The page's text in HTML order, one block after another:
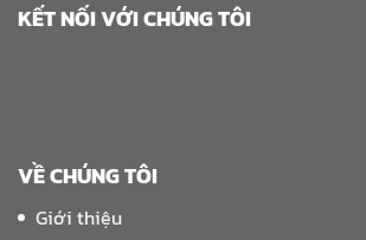
KẾT NỐI VỚI CHÚNG TÔI
VỀ CHÚNG TÔI
Giới thiệu